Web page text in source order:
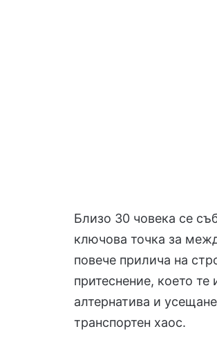
Близо 30 човека се
ключова точка за
повече прилича на
притеснение, което те
алтернатива и
транспортен хаос.